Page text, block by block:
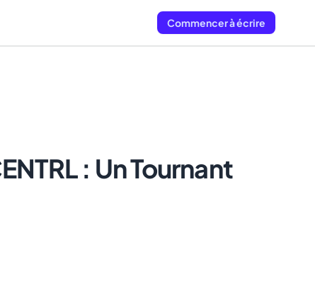
Commencer à écrire
: Un Tournant